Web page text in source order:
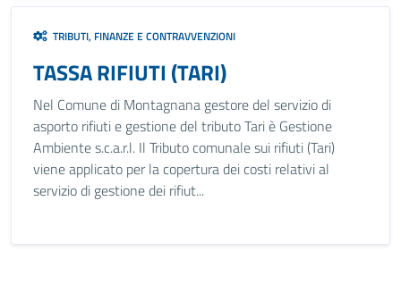
TRIBUTI, FINANZE E CONTRAVVENZIONI
TASSA RIFIUTI (TARI)
Nel Comune di Montagnana gestore del servizio di
asporto rifiuti e gestione del tributo Tari è Gestione
Ambiente s.c.a.r.l. Il Tributo comunale sui rifiuti (Tari)
viene applicato per la copertura dei costi relativi al
servizio di gestione dei rifiut...